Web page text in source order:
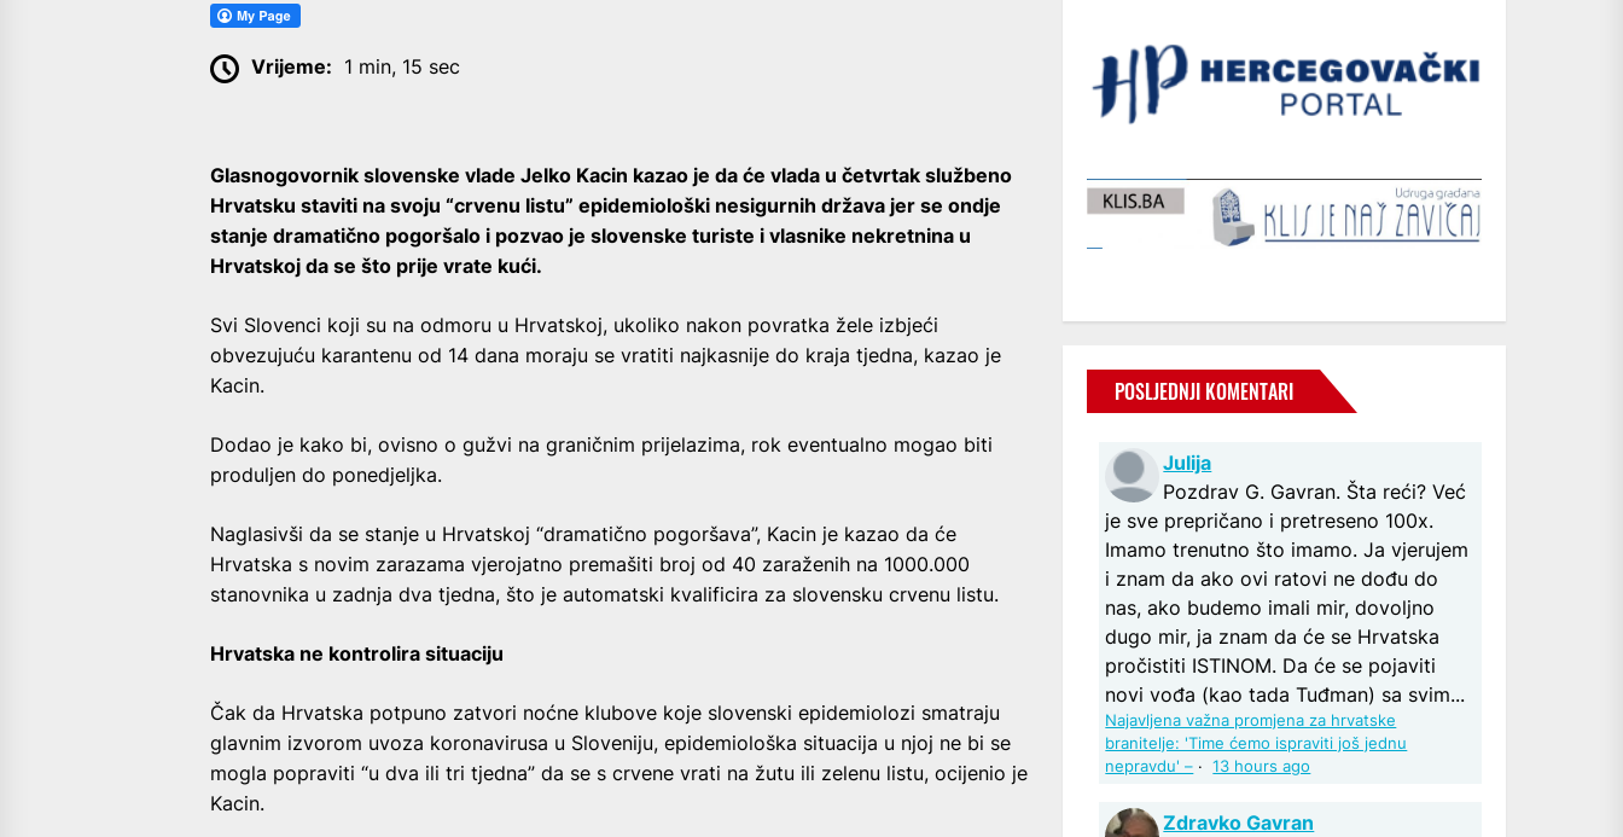
Vrijeme: 1 min, 15 sec
Glasnogovornik slovenske vlade Jelko Kacin kazao je da će vlada u četvrtak službeno
Hrvatsku staviti na svoju “crvenu listu” epidemiološki nesigurnih država jer se ondje
stanje dramatično pogoršalo i pozvao je slovenske turiste i vlasnike nekretnina u
Hrvatskoj da se što prije vrate kući.
Svi Slovenci koji su na odmoru u Hrvatskoj, ukoliko nakon povratka žele izbjeći
obvezujuću karantenu od 14 dana moraju se vratiti najkasnije do kraja tjedna, kazao je
Kacin.
Dodao je kako bi, ovisno o gužvi na graničnim prijelazima, rok eventualno mogao biti
produljen do ponedjeljka.
Naglasivši da se stanje u Hrvatskoj “dramatično pogoršava”, Kacin je kazao da će
Hrvatska s novim zarazama vjerojatno premašiti broj od 40 zaraženih na 1000.000
stanovnika u zadnja dva tjedna, što je automatski kvalificira za slovensku crvenu listu.
Hrvatska ne kontrolira situaciju
Čak da Hrvatska potpuno zatvori noćne klubove koje slovenski epidemiolozi smatraju
glavnim izvorom uvoza koronavirusa u Sloveniju, epidemiološka situacija u njoj ne bi se
mogla popraviti “u dva ili tri tjedna” da se s crvene vrati na žutu ili zelenu listu, ocijenio je
Kacin.
POSLJEDNJI KOMENTARI
Julija
Pozdrav G. Gavran. Šta reći? Već
je sve prepričano i pretreseno 100x.
Imamo trenutno što imamo. Ja vjerujem
i znam da ako ovi ratovi ne dođu do
nas, ako budemo imali mir, dovoljno
dugo mir, ja znam da će se Hrvatska
pročistiti ISTINOM. Da će se pojaviti
novi vođa (kao tada Tuđman) sa svim...
Najavljena važna promjena za hrvatske
branitelje: 'Time ćemo ispraviti još jednu
nepravdu' – ·13 hours ago
Zdravko Gavran